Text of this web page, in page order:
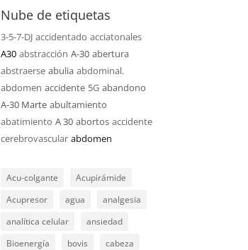
Nube de etiquetas
3-5-7-DJ accidentado acciatonales
A30 abstracción A-30 abertura
abstraerse abulia abdominal.
abdomen accidente 5G abandono
A-30 Marte abultamiento
abatimiento A 30 abortos accidente
cerebrovascular abdomen
Acu-colgante
Acupirámide
Acupresor
agua
analgesia
analítica celular
ansiedad
Bioenergía
bovis
cabeza